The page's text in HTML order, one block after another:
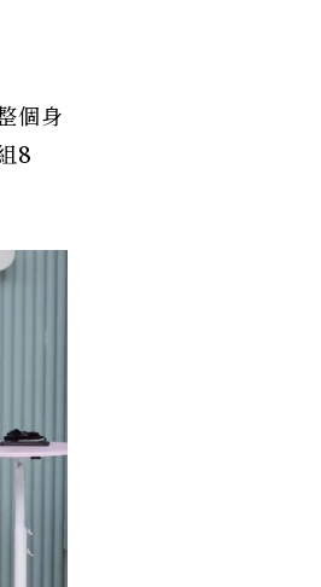
個身
8